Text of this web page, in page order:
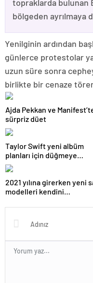
topraklarda bulunan
bölgeden ayrılmaya
Yenilginin ardından
günlerce protestolar
uzun süre sonra
birlikte bir cenaze
Ajda Pekkan ve
sürpriz düet
Taylor Swift yeni albüm
planları için düğmeye
bastığını sosyal medyadan
duyurdu!
2021 yılına girerken yeni
modelleri kendini